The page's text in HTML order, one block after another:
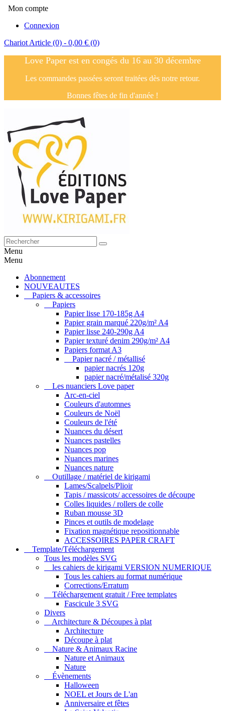
Mon compte
Connexion
Chariot Article (0) - 0,00 € (0)
Love Paper est en congés du 16 au 30 décembre
Les commandes passées seront traitées dès notre retour.
Bonnes fêtes de fin d'année !
Menu
Menu
Abonnement
NOUVEAUTES
Papiers & accessoires
Papiers
Papier lisse 170-185g A4
Papier grain marqué 220g/m² A4
Papier lisse 240-290g A4
Papier texturé denim 290g/m² A4
Papiers format A3
Papier nacré / métallisé
papier nacrés 120g
papier nacré/métalisé 320g
Les nuanciers Love paper
Arc-en-ciel
Couleurs d'automnes
Couleurs de Noël
Couleurs de l'été
Nuances du désert
Nuances pastelles
Nuances pop
Nuances marines
Nuances nature
Outillage / matériel de kirigami
Lames/Scalpels/Plioir
Tapis / massicots/ accessoires de découpe
Colles liquides / rollers de colle
Ruban mousse 3D
Pinces et outils de modelage
Fixation magnétique repositionnable
ACCESSOIRES PAPER CRAFT
Template/Téléchargement
Tous les modèles SVG
les cahiers de kirigami VERSION NUMERIQUE
Tous les cahiers au format numérique
Corrections/Erratum
Téléchargement gratuit / Free templates
Fascicule 3 SVG
Divers
Architecture & Découpes à plat
Architecture
Découpe à plat
Nature & Animaux Racine
Nature et Animaux
Nature
Évènements
Halloween
NOEL et Jours de L'an
Anniversaire et fêtes